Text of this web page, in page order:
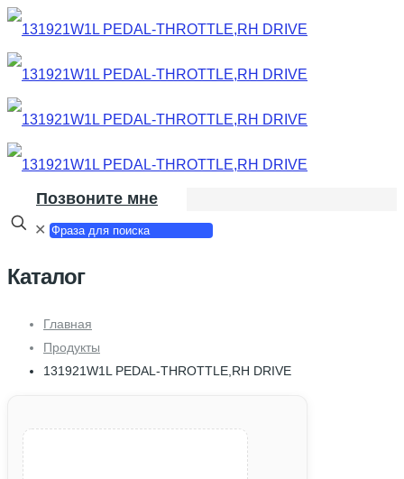
Позвоните мне
✕
Каталог
Главная
Продукты
131921W1L PEDAL-THROTTLE,RH DRIVE